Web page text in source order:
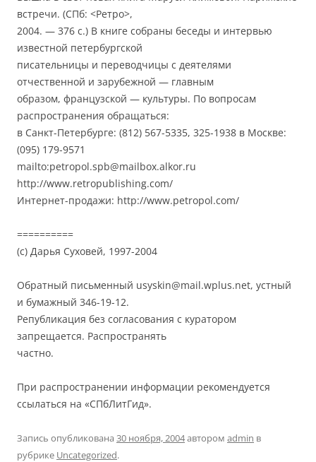
встречи. (СПб: <Ретро>,
2004. — 376 с.) В книге собраны беседы и интервью
известной петербургской
писательницы и переводчицы с деятелями
отчественной и зарубежной — главным
образом, французской — культуры. По вопросам
распространения обращаться:
в Санкт-Петербурге: (812) 567-5335, 325-1938 в Москве:
(095) 179-9571
mailto:petropol.spb@mailbox.alkor.ru
http://www.retropublishing.com/
Интернет-продажи: http://www.petropol.com/
==========
(с) Дарья Суховей, 1997-2004
Обратный письменный usyskin@mail.wplus.net, устный
и бумажный 346-19-12.
Републикация без согласования с куратором
запрещается. Распространять
частно.
При распространении информации рекомендуется
ссылаться на «СПбЛитГид».
Запись опубликована 30 ноября, 2004автором admin в
рубрике Uncategorized.